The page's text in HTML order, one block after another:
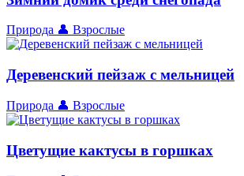
Природа 👤 Взрослые
Деревенский пейзаж с мельницей
Природа 👤 Взрослые
Цветущие кактусы в горшках